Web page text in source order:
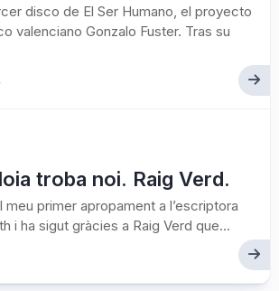
disco de El Ser Humano, el proyecto
valenciano Gonzalo Fuster. Tras su
troba noi. Raig Verd.
primer apropament a l’escriptora
i ha sigut gràcies a Raig Verd que...